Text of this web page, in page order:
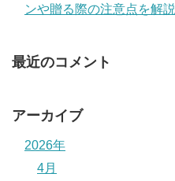
ンや贈る際の注意点を解説
最近のコメント
アーカイブ
2026年
4月